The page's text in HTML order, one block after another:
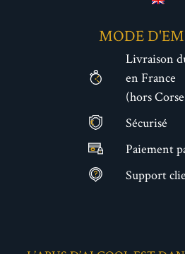
MODE
Livraison
en France
(hors
€
Sécurisé
Paiement
Support